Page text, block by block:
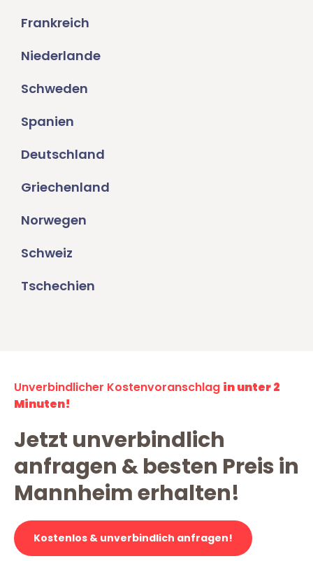
Frankreich
Niederlande
Schweden
Spanien
Deutschland
Griechenland
Norwegen
Schweiz
Tschechien
Unverbindlicher Kostenvoranschlag in unter 2
Minuten!
Jetzt unverbindlich
anfragen & besten Preis in
Mannheim erhalten!
Kostenlos & unverbindlich anfragen!